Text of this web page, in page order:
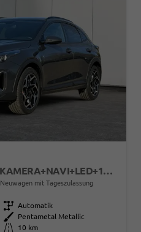
GT LINE ACC+SHZ+EHK+KAMERA+NAVI+LED+18" ALU
Neuwagen mit Tageszulassung
Getriebe Automatik
Außenfarbe
Pentametal Metallic
Kilometerstand
10 km